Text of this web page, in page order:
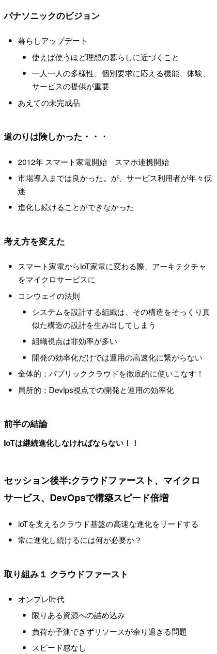
パナソニックのビジョン
暮らしアップデート
使えば使うほど理想の暮らしに近づくこと
一人一人の多様性、個別要求に応える機能、体験、
サービスの提供が重要
あえての未完成品
道のりは険しかった・・・
2012年 スマート家電開始 スマホ連携開始
市場導入までは良かった。が、サービス利用者が年々低
迷
進化し続けることができなかった
考え方を変えた
スマート家電からIoT家電に変わる際、アーキテクチャ
をマイクロサービスに
コンウェイの法則
システムを設計する組織は、その構造をそっくり真
似た構造の設計を生み出してしまう
組織視点は非効率が多い
開発の効率化だけでは運用の高速化に繋がらない
全体的；パブリッククラウドを徹底的に使いこなす！
局所的；DevIps視点での開発と運用の効率化
前半の結論
IoTは継続進化しなければならない！！
セッション後半:クラウドファースト、マイクロ
サービス、DevOpsで構築スピード倍増
IoTを支えるクラウド基盤の高速な進化をリードする
常に進化し続けるには何が必要か？
取り組み１ クラウドファースト
オンプレ時代
限りある資源への詰め込み
負荷が予測できずリソースが余り過ぎる問題
スピード感なし